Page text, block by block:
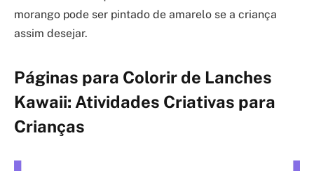
morango pode ser pintado de amarelo se a criança
assim desejar.
Páginas para Colorir de Lanches
Kawaii: Atividades Criativas para
Crianças